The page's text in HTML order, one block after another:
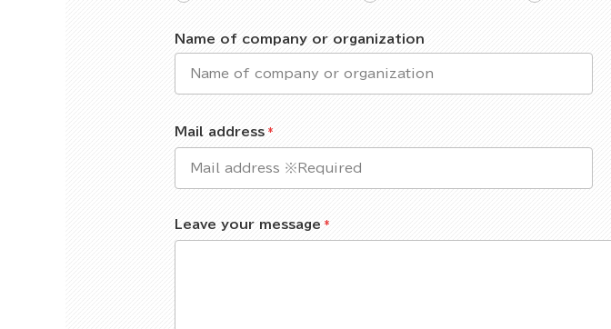
Name of company or organization
Mail address
Leave your message